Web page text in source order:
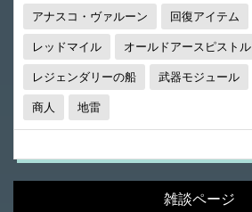
アナスコ・ヴァルーン 回復アイテム
レッドマイル オールドアースピストル
レジェンダリーの船 武器モジュール
商人 地雷
雑談ページ